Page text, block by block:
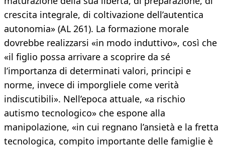
crescita integrale, di coltivazione dell’autentica
autonomia» (AL 261). La formazione morale
dovrebbe realizzarsi «in modo induttivo», così che
«il figlio possa arrivare a scoprire da sé
l’importanza di determinati valori, principi e
norme, invece di imporgliele come verità
indiscutibili». Nell’epoca attuale, «a rischio
autismo tecnologico» che espone alla
manipolazione, «in cui regnano l’ansietà e la fretta
tecnologica, compito importante delle famiglie è